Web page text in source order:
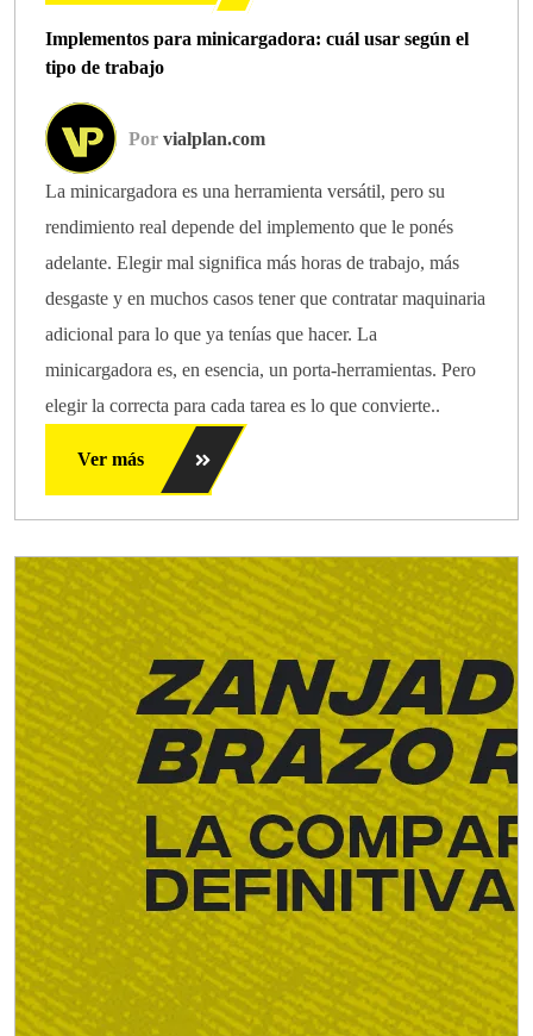
Implementos para minicargadora: cuál usar según el
tipo de trabajo
Por vialplan.com
La minicargadora es una herramienta versátil, pero su
rendimiento real depende del implemento que le ponés
adelante. Elegir mal significa más horas de trabajo, más
desgaste y en muchos casos tener que contratar maquinaria
adicional para lo que ya tenías que hacer. La
minicargadora es, en esencia, un porta-herramientas. Pero
elegir la correcta para cada tarea es lo que convierte..
Ver más